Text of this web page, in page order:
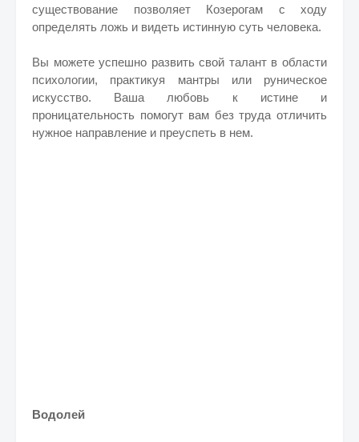
существование позволяет Козерогам с ходу
определять ложь и видеть истинную суть человека.
Вы можете успешно развить свой талант в области
психологии, практикуя мантры или руническое
искусство. Ваша любовь к истине и
проницательность помогут вам без труда отличить
нужное направление и преуспеть в нем.
Водолей